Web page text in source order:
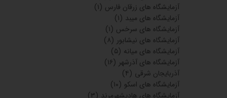
آزمایشگاه های زرقان فارس (۱)
آزمایشگاه های میبد (۱)
آزمایشگاه های سرخس (۱)
آزمایشگاه های نیشابور (۸)
آزمایشگاه های میانه (۵)
آزمایشگاه های آذرشهر (۱۶)
آذربایجان شرقی (۴)
آزمایشگاه های اسکو (۱۰)
آزمایشگاه های هادیشهرمرند (۳)